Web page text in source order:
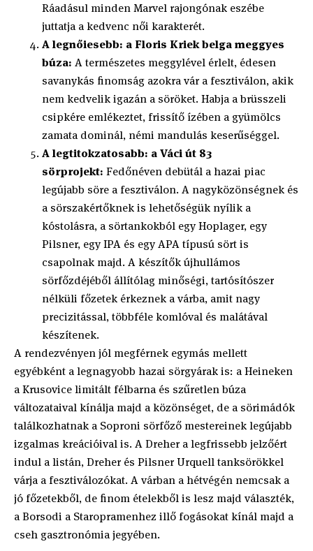
Ráadásul minden Marvel rajongónak eszébe
juttatja a kedvenc női karakterét.
A legnőiesebb: a Floris Kriek belga meggyes
búza: A természetes meggylével érlelt, édesen
savanykás finomság azokra vár a fesztiválon, akik
nem kedvelik igazán a söröket. Habja a brüsszeli
csipkére emlékeztet, frissítő ízében a gyümölcs
zamata dominál, némi mandulás keserűséggel.
A legtitokzatosabb: a Váci út 83
sörprojekt: Fedőnéven debütál a hazai piac
legújabb söre a fesztiválon. A nagyközönségnek és
a sörszakértőknek is lehetőségük nyílik a
kóstolásra, a sörtankokból egy Hoplager, egy
Pilsner, egy IPA és egy APA típusú sört is
csapolnak majd. A készítők újhullámos
sörfőzdéjéből állítólag minőségi, tartósítószer
nélküli főzetek érkeznek a várba, amit nagy
precizitással, többféle komlóval és malátával
készítenek.
A rendezvényen jól megférnek egymás mellett
egyébként a legnagyobb hazai sörgyárak is: a Heineken
a Krusovice limitált félbarna és szűretlen búza
változataival kínálja majd a közönséget, de a sörimádók
találkozhatnak a Soproni sörfőző mestereinek legújabb
izgalmas kreációival is. A Dreher a legfrissebb jelzőért
indul a listán, Dreher és Pilsner Urquell tanksörökkel
várja a fesztiválozókat. A várban a hétvégén nemcsak a
jó főzetekből, de finom ételekből is lesz majd választék,
a Borsodi a Staropramenhez illő fogásokat kínál majd a
cseh gasztronómia jegyében.